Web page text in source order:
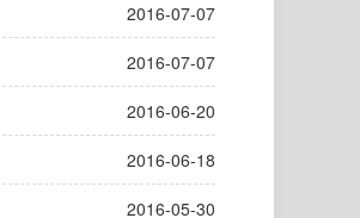
2016-07-07
2016-07-07
2016-06-20
2016-06-18
2016-05-30